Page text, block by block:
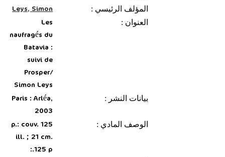
المؤلف الرئيسي :
Leys, Simon
العنوان :
Les
naufragés du
Batavia :
suivi de
Prosper/
Simon Leys
بيانات النشر :
Paris : Arléa,
2003
الوصف المادي :
125 p.: couv.
ill. ; 21 cm.
125 p.: